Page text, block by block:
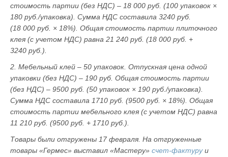
стоимость партии (без НДС) – 18 000 руб. (100 упаковок ×
180 руб./упаковка). Сумма НДС составила 3240 руб.
(18 000 руб. × 18%). Общая стоимость партии плиточного
клея (с учетом НДС) равна 21 240 руб. (18 000 руб. +
3240 руб.).
2. Мебельный клей – 50 упаковок. Отпускная цена одной
упаковки (без НДС) – 190 руб. Общая стоимость партии
(без НДС) – 9500 руб. (50 упаковок × 190 руб./упаковка).
Сумма НДС составила 1710 руб. (9500 руб. × 18%). Общая
стоимость партии мебельного клея (с учетом НДС) равна
11 210 руб. (9500 руб. + 1710 руб.).
Товары были отгружены 17 февраля. На отгруженные
товары «Гермес» выставил «Мастеру» счет-фактуруи